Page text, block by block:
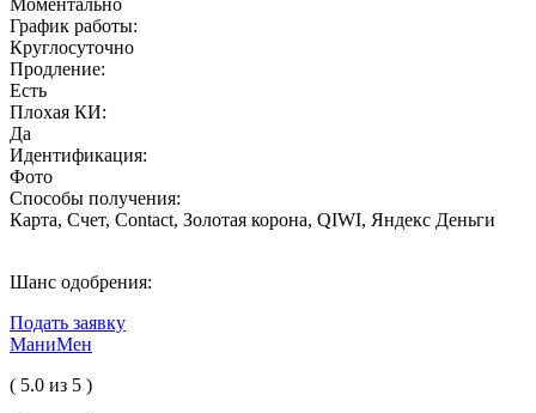
График работы:
Круглосуточно
Продление:
Есть
Плохая КИ:
Да
Идентификация:
Фото
Способы получения:
Карта, Счет, Contact, Золотая корона, QIWI, Яндекс Деньги
Шанс одобрения:
Подать заявку
МаниМен
( 5.0 из 5 )